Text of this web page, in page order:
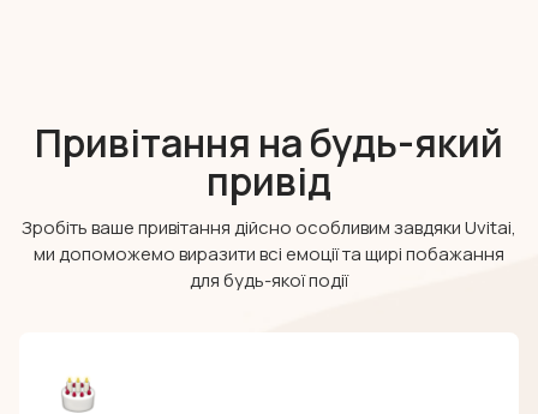
Привітання на будь-який
привід
Зробіть ваше привітання дійсно особливим завдяки Uvitai,
ми допоможемо виразити всі емоції та щирі побажання
для будь-якої події